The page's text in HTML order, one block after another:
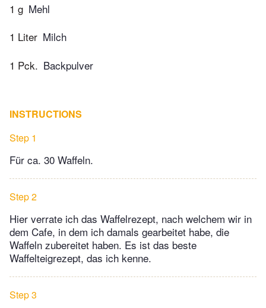
1 g Mehl
1 Liter Milch
1 Pck. Backpulver
INSTRUCTIONS
Step 1
Für ca. 30 Waffeln.
Step 2
Hier verrate ich das Waffelrezept, nach welchem wir in
dem Cafe, in dem ich damals gearbeitet habe, die
Waffeln zubereitet haben. Es ist das beste
Waffelteigrezept, das ich kenne.
Step 3